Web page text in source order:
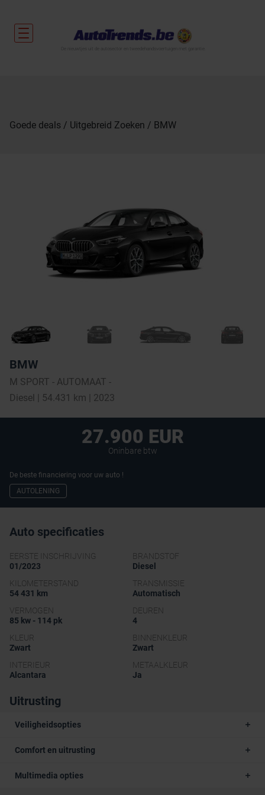
Goede deals Uitgebreid Zoeken BMW
BMW
M SPORT - AUTOMAAT -
Diesel | 54.431 km | 2023
27.900 EUR
Oninbare btw
De beste financiering voor uw auto !
AUTOLENING
Auto specificaties
EERSTE INSCHRIJVING
01/2023
BRANDSTOF
Diesel
KILOMETERSTAND
54 431 km
TRANSMISSIE
Automatisch
VERMOGEN
85 kw - 114 pk
DEUREN
4
KLEUR
Zwart
BINNENKLEUR
Zwart
INTERIEUR
Alcantara
METAALKLEUR
Ja
Uitrusting
Veiligheidsopties
Comfort en uitrusting
Multimedia opties